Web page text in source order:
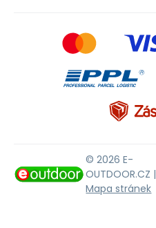
© 2026 E-
OUTDOOR.CZ |
Mapa stránek